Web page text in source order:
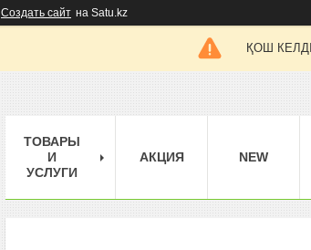
Создать сайт на Satu.kz
ҚОШ
ТОВАРЫ
И
УСЛУГИ
АКЦИЯ NEW